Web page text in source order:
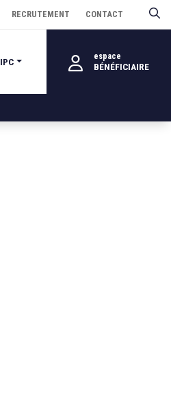
RECRUTEMENT CONTACT
IPC espace
BÉNÉFICIAIRE